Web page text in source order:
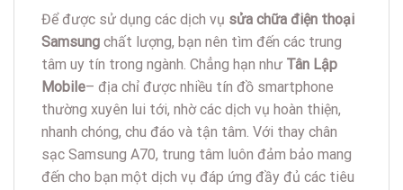
Để được sử dụng các dịch vụ sửa chữa điện thoại
Samsung chất lượng, bạn nên tìm đến các trung
tâm uy tín trong ngành. Chẳng hạn như Tân Lập
Mobile– địa chỉ được nhiều tín đồ smartphone
thường xuyên lui tới, nhờ các dịch vụ hoàn thiện,
nhanh chóng, chu đáo và tận tâm. Với thay chân
sạc Samsung A70, trung tâm luôn đảm bảo mang
đến cho bạn một dịch vụ đáp ứng đầy đủ các tiêu